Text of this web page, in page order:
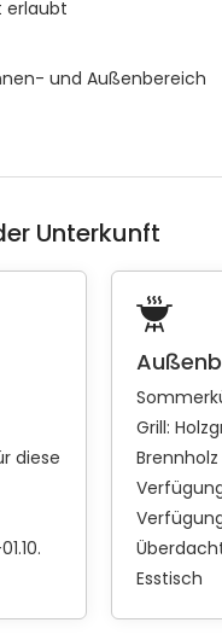
erlaubt
und Außenbereich
Unterkunft
diese
Grill:
Esstisch